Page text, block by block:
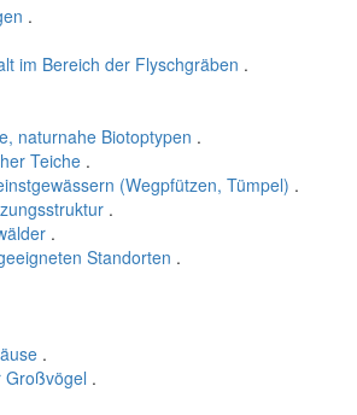
.
im Bereich der Flyschgräben .
naturnahe Biotoptypen .
Teiche .
(Wegpfützen, Tümpel) .
.
.
Standorten .
.
Großvögel .